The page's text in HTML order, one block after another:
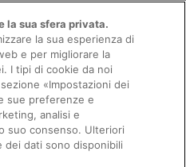
di veicoli in Svizzera
gratuita
online con pochi clic
equo
di prova
la sua sfera privata.
la sua esperienza di
e per migliorare la
I tipi di cookie da noi
«Impostazioni dei
sue preferenze e
analisi e
suo consenso. Ulteriori
dei dati sono disponibili